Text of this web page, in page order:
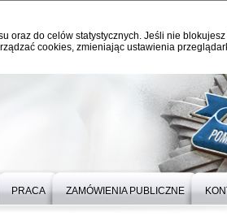
oraz do celów statystycznych. Jeśli nie
cookies, zmieniając ustawienia
PRACA ZAMÓWIENIA PUBLICZNE